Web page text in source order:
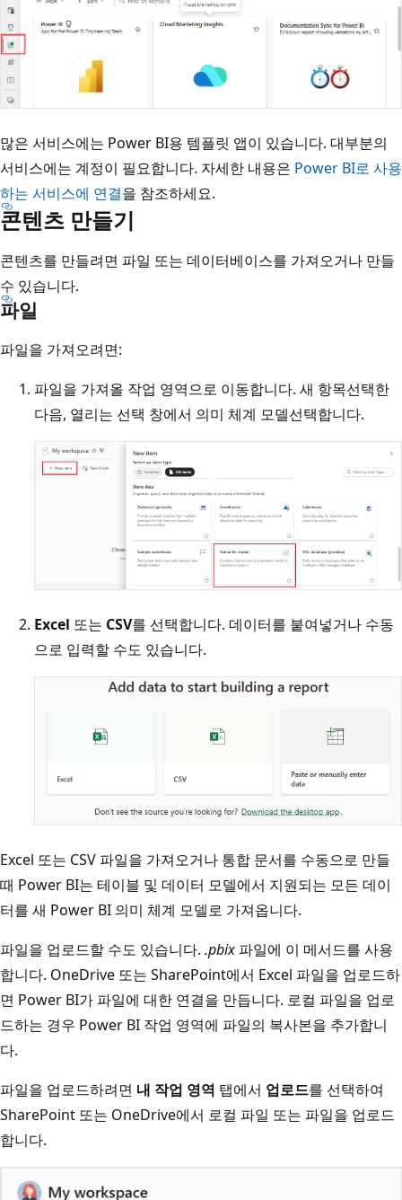
많은 서비스에는 Power BI용 템플릿 앱이 있습니다. 대부분의
서비스에는 계정이 필요합니다. 자세한 내용은 Power BI로 사용
하는 서비스에 연결을 참조하세요.
콘텐츠 만들기
콘텐츠를 만들려면 파일 또는 데이터베이스를 가져오거나 만들
수 있습니다.
파일
파일을 가져오려면:
파일을 가져올 작업 영역으로 이동합니다. 새 항목선택한
다음, 열리는 선택 창에서 의미 체계 모델선택합니다.
Excel 또는 CSV를 선택합니다. 데이터를 붙여넣거나 수동
으로 입력할 수도 있습니다.
Excel 또는 CSV 파일을 가져오거나 통합 문서를 수동으로 만들
때 Power BI는 테이블 및 데이터 모델에서 지원되는 모든 데이
터를 새 Power BI 의미 체계 모델로 가져옵니다.
파일을 업로드할 수도 있습니다. .pbix 파일에 이 메서드를 사용
합니다. OneDrive 또는 SharePoint에서 Excel 파일을 업로드하
면 Power BI가 파일에 대한 연결을 만듭니다. 로컬 파일을 업로
드하는 경우 Power BI 작업 영역에 파일의 복사본을 추가합니
다.
파일을 업로드하려면 내 작업 영역 탭에서 업로드를 선택하여
SharePoint 또는 OneDrive에서 로컬 파일 또는 파일을 업로드
합니다.